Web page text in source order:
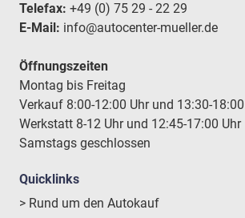
Telefax: +49 (0) 75 29 - 22 29
E-Mail: info@autocenter-mueller.de
Öffnungszeiten
Montag bis Freitag
Verkauf 8:00-12:00 Uhr und 13:30-
Werkstatt 8-12 Uhr und 12:45-17:00 Uhr
Samstags geschlossen
Quicklinks
> Rund um den Autokauf